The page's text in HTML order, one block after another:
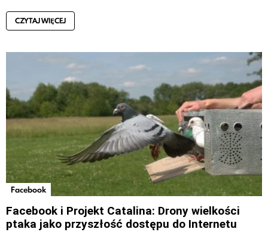
CZYTAJ WIĘCEJ
Facebook
Facebook i Projekt Catalina: Drony wielkości
ptaka jako przyszłość dostępu do Internetu